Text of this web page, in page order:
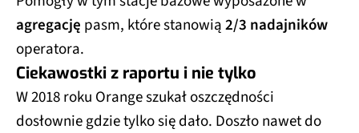
agregację pasm, które stanowią2/3 nadajników
operatora.
Ciekawostki z raportu i nie tylko
W 2018 roku Orange szukał oszczędności
dosłownie gdzie tylko się dało. Doszło nawet do